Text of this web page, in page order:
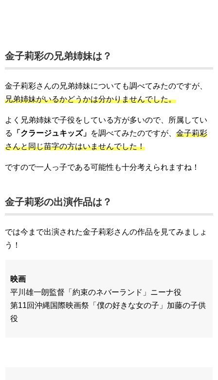
金子莉彩の兄弟姉妹は？
金子莉彩さんの兄弟姉妹についても調べてみたのですが、
兄弟姉妹がいるかどうかは分かりませんでした。
よく兄弟姉妹で子役をしている方が多いので、所属してい
る
「クラージュキッズ」 を調べてみたのですが、 金子莉彩
さんと同じ苗字の方はいませんでした！
ですので一人っ子である可能性も十分考えられますね！
金子莉彩の出演作品は？
では今まで出演された金子莉彩さんの作品を見てみましょ
う！
映画
平川雄一朗監督「約束のネバーランド」ニーナ役
第11回沖縄国際映画祭「僕の好きな女の子」加藤の子供
役